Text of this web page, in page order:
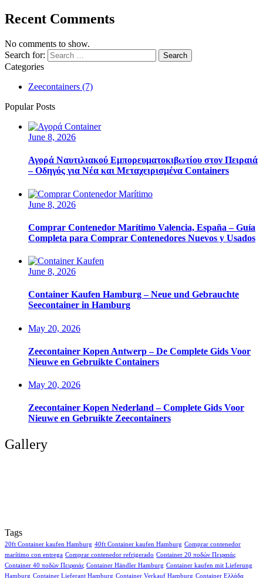
Recent Comments
No comments to show.
Search for:
Categories
Zeecontainers (7)
Popular Posts
June 8, 2026
Αγορά Ναυτιλιακού Εμπορευματοκιβωτίου στον Πειραιά
– Οδηγός για Νέα και Μεταχειρισμένα Containers
June 8, 2026
Comprar Contenedor Marítimo Valencia, España – Guía
Completa para Comprar Contenedores Nuevos y Usados
June 8, 2026
Container Kaufen Hamburg – Neue und Gebrauchte
Seecontainer in Hamburg
May 20, 2026
Zeecontainer Kopen Antwerp – De Complete Gids Voor
Nieuwe en Gebruikte Containers
May 20, 2026
Zeecontainer Kopen Nederland – Complete Gids Voor
Nieuwe en Gebruikte Zeecontainers
Gallery
Tags
20ft Container kaufen Hamburg 40ft Container kaufen Hamburg Comprar contenedor
marítimo con entrega Comprar contenedor refrigerado Container 20 ποδών Πειραιάς
Container 40 ποδών Πειραιάς Container Händler Hamburg Container kaufen mit Lieferung
Hamburg Container Lieferant Hamburg Container Verkauf Hamburg Container Ελλάδα